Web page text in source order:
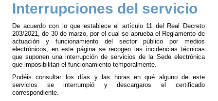
Interrupciones del servicio
De acuerdo con lo que establece el artículo 11 del Real Decreto
203/2021, de 30 de marzo, por el cual se aprueba el Reglamento de
actuación y funcionamiento del sector público por medios
electrónicos, en este página se recogen las incidencias técnicas
que suponen una interrupción de servicios de la Sede electrónica
que imposibilitan el funcionamiento temporalmente.
Podéis consultar los días y las horas en qué alguno de este
servicios se interrumpió y descargaros el certificado
correspondiente.